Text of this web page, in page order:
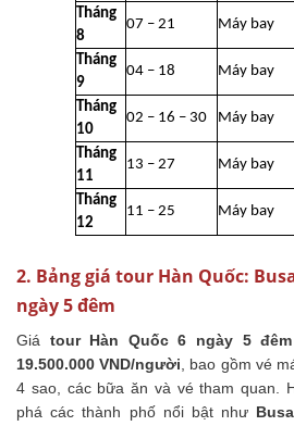
Tháng
8
07 – 21 Máy bay
Tháng
9
04 – 18 Máy bay
Tháng
10
02 – 16 – 30 Máy bay
Tháng
11
13 – 27 Máy bay
Tháng
12
11 – 25 Máy bay
2. Bảng giá tour Hàn Quốc:
ngày 5 đêm
Giá tour Hàn Quốc 6 ngày 5 đêm
19.500.000 VND/người, bao gồm vé
4 sao, các bữa ăn và vé tham quan.
phá các thành phố nổi bật như